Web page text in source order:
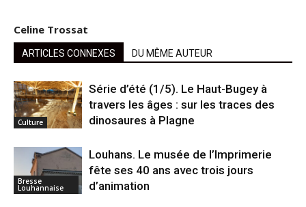
Celine Trossat
ARTICLES CONNEXES DU MÊME AUTEUR
Culture
Série d’été (1/5). Le Haut-Bugey à
travers les âges : sur les traces des
dinosaures à Plagne
Bresse
Louhannaise
Louhans. Le musée de l’Imprimerie
fête ses 40 ans avec trois jours
d’animation